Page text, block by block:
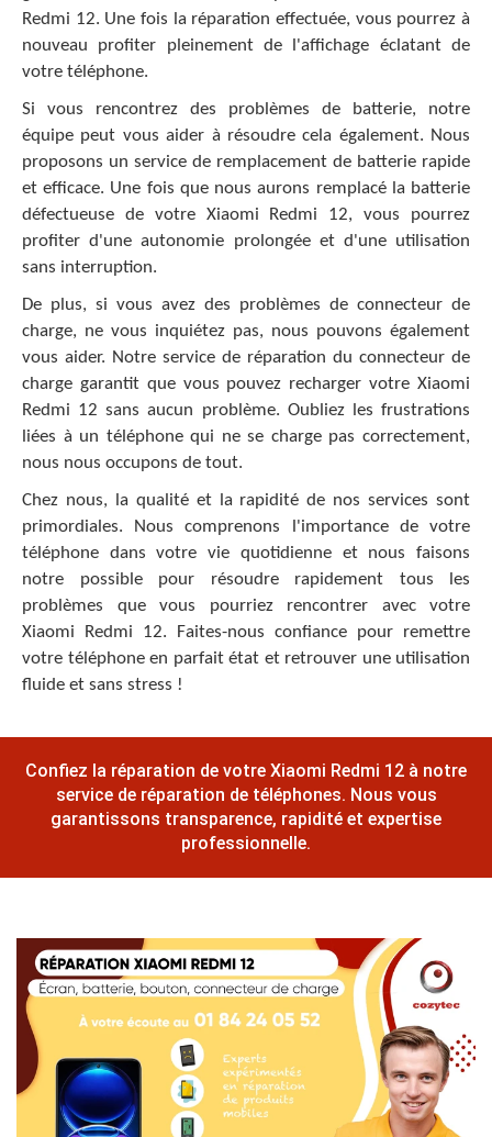
Redmi 12. Une fois la réparation effectuée, vous pourrez à
nouveau profiter pleinement de l'affichage éclatant de
votre téléphone.
Si vous rencontrez des problèmes de batterie, notre
équipe peut vous aider à résoudre cela également. Nous
proposons un service de remplacement de batterie rapide
et efficace. Une fois que nous aurons remplacé la batterie
défectueuse de votre Xiaomi Redmi 12, vous pourrez
profiter d'une autonomie prolongée et d'une utilisation
sans interruption.
De plus, si vous avez des problèmes de connecteur de
charge, ne vous inquiétez pas, nous pouvons également
vous aider. Notre service de réparation du connecteur de
charge garantit que vous pouvez recharger votre Xiaomi
Redmi 12 sans aucun problème. Oubliez les frustrations
liées à un téléphone qui ne se charge pas correctement,
nous nous occupons de tout.
Chez nous, la qualité et la rapidité de nos services sont
primordiales. Nous comprenons l'importance de votre
téléphone dans votre vie quotidienne et nous faisons
notre possible pour résoudre rapidement tous les
problèmes que vous pourriez rencontrer avec votre
Xiaomi Redmi 12. Faites-nous confiance pour remettre
votre téléphone en parfait état et retrouver une utilisation
fluide et sans stress !
Confiez la réparation de votre Xiaomi Redmi 12 à notre
service de réparation de téléphones. Nous vous
garantissons transparence, rapidité et expertise
professionnelle.